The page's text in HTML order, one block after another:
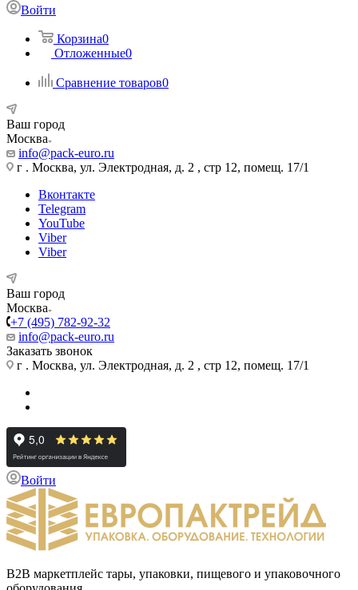
Войти
Корзина0
Отложенные0
Сравнение товаров0
Ваш город
Москва
info@pack-euro.ru
г . Москва, ул. Электродная, д. 2 , стр 12, помещ. 17/1
Вконтакте
Telegram
YouTube
Viber
Viber
Ваш город
Москва
+7 (495) 782-92-32
info@pack-euro.ru
Заказать звонок
г . Москва, ул. Электродная, д. 2 , стр 12, помещ. 17/1
Войти
B2B маркетплейс тары, упаковки, пищевого и упаковочного